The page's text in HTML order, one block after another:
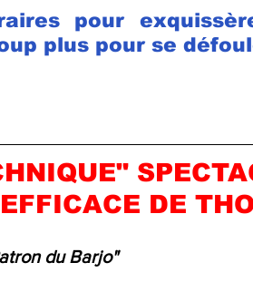
pour
plus pour se
EFFICACE DE
du Barjo"